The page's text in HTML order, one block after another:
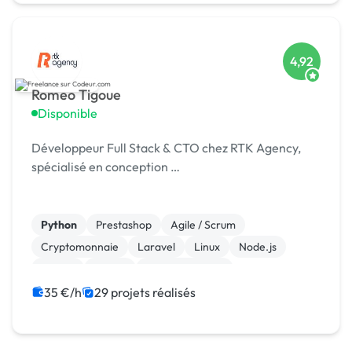
Romeo Tigoue
Disponible
4,92
Développeur Full Stack & CTO chez RTK Agency,
spécialisé en conception …
Python Prestashop
Agile / Scrum
Cryptomonnaie
Laravel Linux
Node.js
35 €/h 29 projets réalisés